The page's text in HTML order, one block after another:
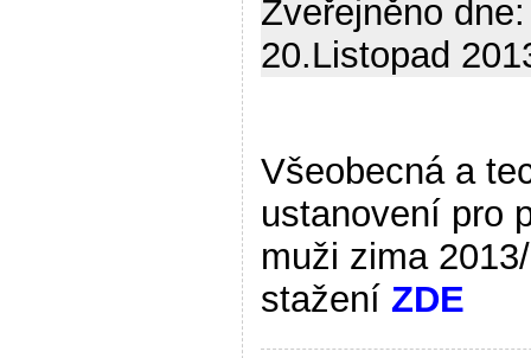
Zveřejněno dne:
20.Listopad
Všeobecná a
ustanovení pro
muži zima
stažení ZDE